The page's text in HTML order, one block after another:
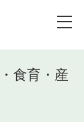
食育・産